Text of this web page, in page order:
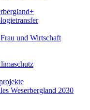
und Wirtschaft
Weserbergland 2030